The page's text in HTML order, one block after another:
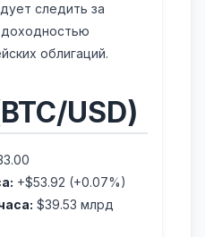
следить за
облигаций.
USD)
+$53.92 (+0.07%)
$39.53 млрд